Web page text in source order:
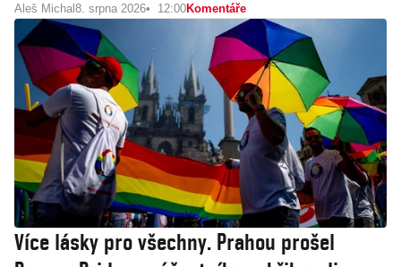
Aleš Michal 8. srpna 2026 12:00Komentáře
Více lásky pro všechny. Prahou prošel